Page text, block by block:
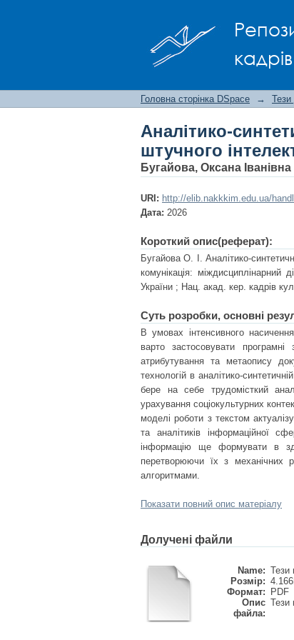
Головна сторінка DSpace → Тези
Аналітико-
штучного
Бугайова, Оксана Іванівна
URI: http://elib.nakkkim.edu.ua/
Дата: 2026
Короткий опис(реферат):
Бугайова О. І. Аналітико-
комунікація:
України ; Нац. акад. кер. кадрів
Суть розробки, основні
В умовах інтенсивного
варто застосовувати програмні
атрибутування та метаопису
технологій в аналітико-
бере на себе трудомісткий
урахування соціокультурних
моделі роботи з текстом
та аналітиків інформаційної
інформацію ще формувати в
перетворюючи їх з механічних
алгоритмами.
Показати повний опис матеріалу
Долучені файли
Name: Тези
Розмір:
Формат:
PDF
Опис
файла:
Тези